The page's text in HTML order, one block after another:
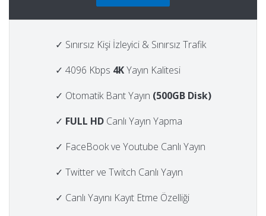
✓ Sınırsız Kişi İzleyici & Sınırsız Trafik
✓ 4096 Kbps 4KYayın Kalitesi
✓ Otomatik Bant Yayın (500GB Disk)
✓ FULL HD Canlı Yayın Yapma
✓ FaceBook ve Youtube Canlı Yayın
✓ Twitter ve Twitch Canlı Yayın
✓ Canlı Yayını Kayıt Etme Özelliği